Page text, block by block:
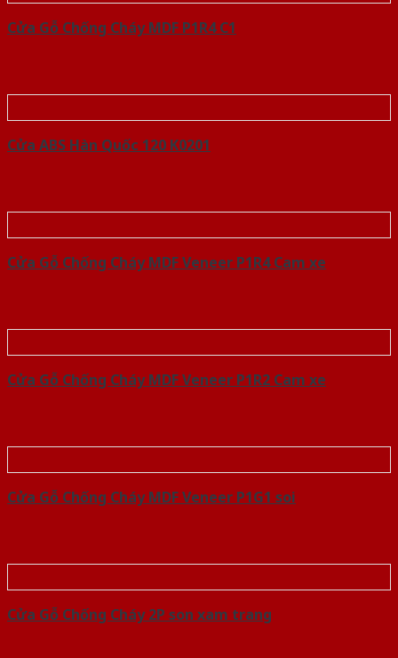
Cửa Gỗ Chống Cháy MDF P1R4 C1
Cửa ABS Hàn Quốc 120 K0201
Cửa Gỗ Chống Cháy MDF Veneer P1R4 Cam xe
Cửa Gỗ Chống Cháy MDF Veneer P1R2 Cam xe
Cửa Gỗ Chống Cháy MDF Veneer P1G1 soi
Cửa Gỗ Chống Cháy 2P son xam trang